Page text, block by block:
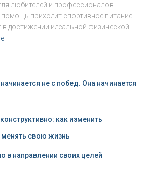
любителей и профессионалов
приходит спортивное питание
достижении идеальной физической
не с побед. Она начинается
как изменить
свою жизнь
в направлении своих целей